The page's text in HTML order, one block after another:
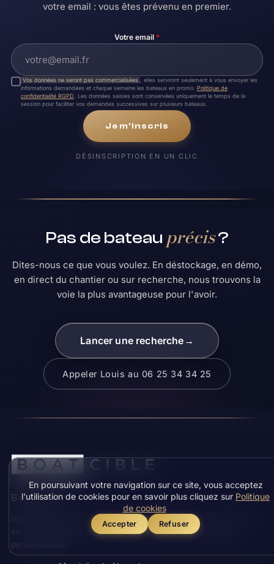
En poursuivant votre navigation sur ce site, vous acceptez
l'utilisation de cookies pour en savoir plus cliquez sur Politique
de cookies
Accepter Refuser
votre email : vous êtes prévenu en premier.
Votre email *
Vos données ne seront pas commercialisées
, elles serviront seulement à vous envoyer les
informations demandées et chaque semaine les bateaux en promo. Politique de
confidentialité RGPD . Les données saisies sont conservées uniquement le temps de la
session pour faciliter vos demandes successives sur plusieurs bateaux.
Je m'inscris
DÉSINSCRIPTION EN UN CLIC
Pas de bateau précis?
Dites-nous ce que vous voulez. En déstockage, en démo,
en direct du chantier ou sur recherche, nous trouvons la
voie la plus avantageuse pour l'avoir.
Lancer une recherche →
Appeler Louis au 06 25 34 34 25
Boatcible
Intermédiaire nautique : bateaux à moteur au prix déstockage,
en démo de salon, en direct du chantier et sur recherche
personnalisée.